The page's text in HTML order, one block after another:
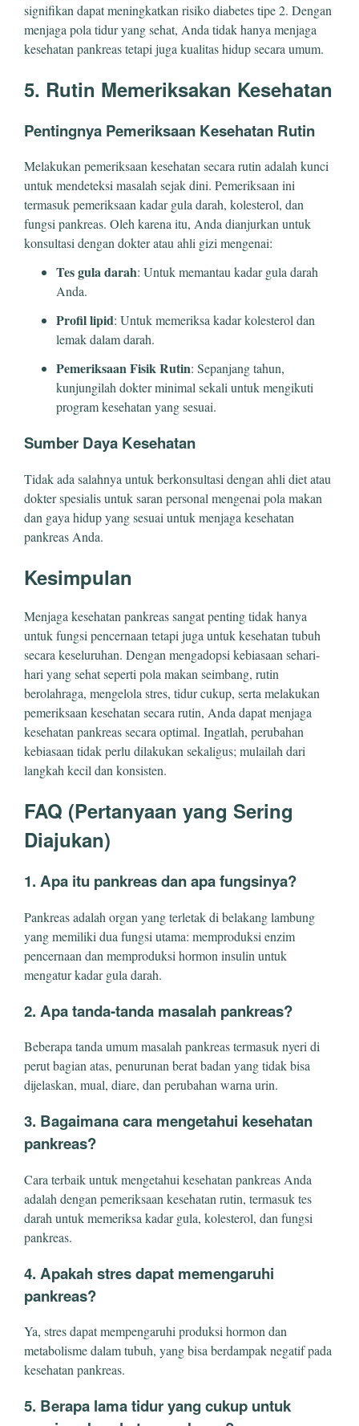
signifikan dapat meningkatkan risiko diabetes tipe 2. Dengan
menjaga pola tidur yang sehat, Anda tidak hanya menjaga
kesehatan pankreas tetapi juga kualitas hidup secara umum.
5. Rutin Memeriksakan Kesehatan
Pentingnya Pemeriksaan Kesehatan Rutin
Melakukan pemeriksaan kesehatan secara rutin adalah kunci
untuk mendeteksi masalah sejak dini. Pemeriksaan ini
termasuk pemeriksaan kadar gula darah, kolesterol, dan
fungsi pankreas. Oleh karena itu, Anda dianjurkan untuk
konsultasi dengan dokter atau ahli gizi mengenai:
Tes gula darah: Untuk memantau kadar gula darah
Anda.
Profil lipid: Untuk memeriksa kadar kolesterol dan
lemak dalam darah.
Pemeriksaan Fisik Rutin: Sepanjang tahun,
kunjungilah dokter minimal sekali untuk mengikuti
program kesehatan yang sesuai.
Sumber Daya Kesehatan
Tidak ada salahnya untuk berkonsultasi dengan ahli diet atau
dokter spesialis untuk saran personal mengenai pola makan
dan gaya hidup yang sesuai untuk menjaga kesehatan
pankreas Anda.
Kesimpulan
Menjaga kesehatan pankreas sangat penting tidak hanya
untuk fungsi pencernaan tetapi juga untuk kesehatan tubuh
secara keseluruhan. Dengan mengadopsi kebiasaan sehari-
hari yang sehat seperti pola makan seimbang, rutin
berolahraga, mengelola stres, tidur cukup, serta melakukan
pemeriksaan kesehatan secara rutin, Anda dapat menjaga
kesehatan pankreas secara optimal. Ingatlah, perubahan
kebiasaan tidak perlu dilakukan sekaligus; mulailah dari
langkah kecil dan konsisten.
FAQ (Pertanyaan yang Sering
Diajukan)
1. Apa itu pankreas dan apa fungsinya?
Pankreas adalah organ yang terletak di belakang lambung
yang memiliki dua fungsi utama: memproduksi enzim
pencernaan dan memproduksi hormon insulin untuk
mengatur kadar gula darah.
2. Apa tanda-tanda masalah pankreas?
Beberapa tanda umum masalah pankreas termasuk nyeri di
perut bagian atas, penurunan berat badan yang tidak bisa
dijelaskan, mual, diare, dan perubahan warna urin.
3. Bagaimana cara mengetahui kesehatan
pankreas?
Cara terbaik untuk mengetahui kesehatan pankreas Anda
adalah dengan pemeriksaan kesehatan rutin, termasuk tes
darah untuk memeriksa kadar gula, kolesterol, dan fungsi
pankreas.
4. Apakah stres dapat memengaruhi
pankreas?
Ya, stres dapat mempengaruhi produksi hormon dan
metabolisme dalam tubuh, yang bisa berdampak negatif pada
kesehatan pankreas.
5. Berapa lama tidur yang cukup untuk